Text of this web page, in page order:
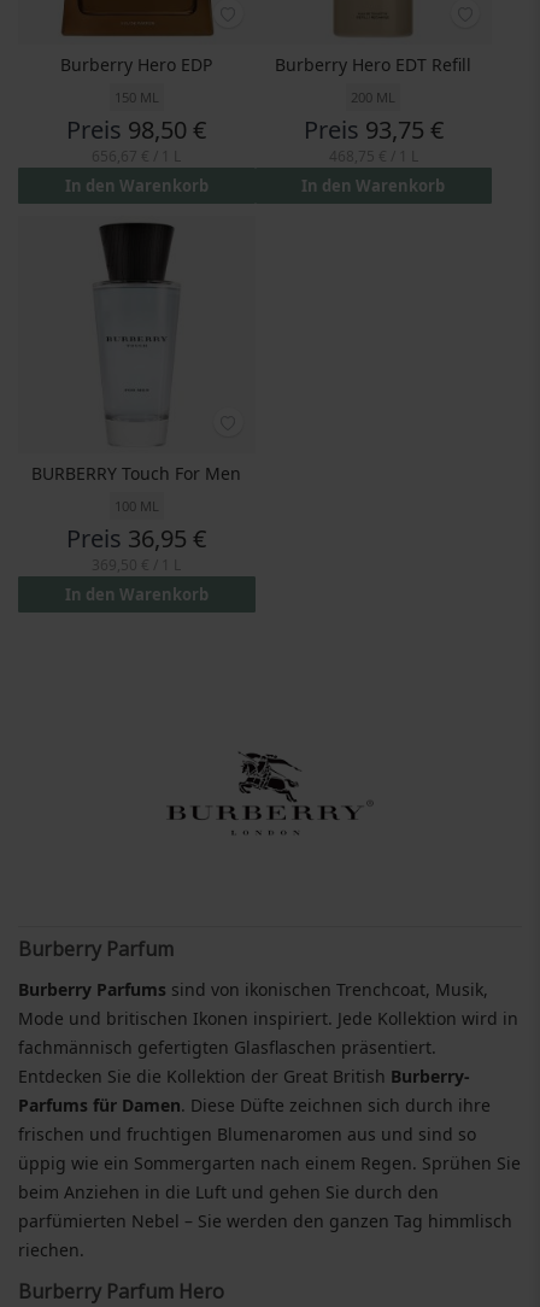
Burberry Hero EDP
150 ML
Preis 98,50 €
In den Warenkorb
Burberry Hero EDT Refill
200 ML
Preis 93,75 €
In den Warenkorb
BURBERRY Touch For Men
100 ML
Preis 36,95 €
In den Warenkorb
Burberry Parfum
Burberry Parfums sind von ikonischen Trenchcoat, Musik,
Mode und britischen Ikonen inspiriert. Jede Kollektion wird in
fachmännisch gefertigten Glasflaschen präsentiert.
Entdecken Sie die Kollektion der Great British Burberry-
Parfums für Damen. Diese Düfte zeichnen sich durch ihre
frischen und fruchtigen Blumenaromen aus und sind so
üppig wie ein Sommergarten nach einem Regen. Sprühen Sie
beim Anziehen in die Luft und gehen Sie durch den
parfümierten Nebel – Sie werden den ganzen Tag himmlisch
riechen.
Burberry Parfum Hero